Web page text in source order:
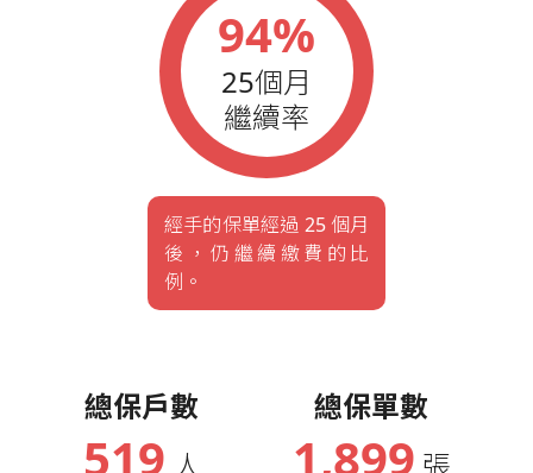
94%
25個月
繼續率
經手的保單經過 25 個月
後，仍繼續繳費的比
例。
總保戶數
519 人
總保單數
1,899 張